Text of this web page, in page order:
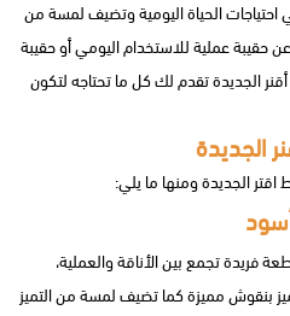
احتياجات الحياة اليومية وتضيف لمسة من
حقيبة عملية للاستخدام اليومي أو حقيبة
الجديدة تقدم لك كل ما تحتاجه لتكون
الجديدة
الجديدة ومنها ما يلي:
فريدة تجمع بين الأناقة والعملية،
بنقوش مميزة كما تضيف لمسة من التميز